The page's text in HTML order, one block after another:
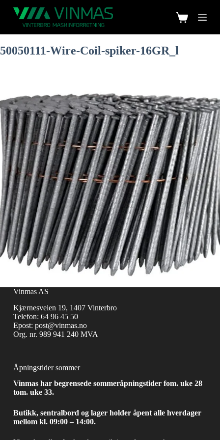
50050111-Wire-Coil-spiker-16GR_l
Vinmas AS
Kjærnesveien 19, 1407 Vinterbro
Telefon: 64 96 45 50
Epost: post@vinmas.no
Org. nr. 989 941 240 MVA
Åpningstider sommer
Vinmas har begrensede sommeråpningstider fom. uke 28
tom. uke 33.
Butikk, sentralbord og lager holder åpent alle hverdager
mellom kl. 09:00 – 14:00.